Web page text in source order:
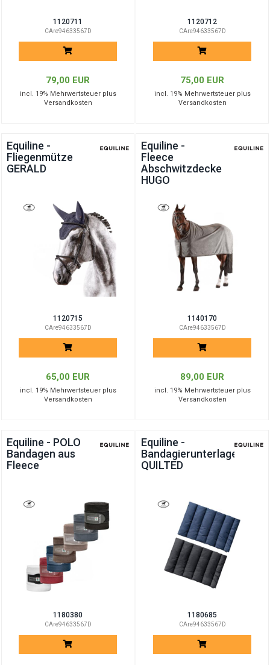
1120711
CAre94633567D
79,00 EUR
incl. 19% Mehrwertsteuer plus
Versandkosten
1120712
CAre94633567D
75,00 EUR
incl. 19% Mehrwertsteuer plus
Versandkosten
Equiline -
Fliegenmütze
GERALD
1120715
CAre94633567D
65,00 EUR
incl. 19% Mehrwertsteuer plus
Versandkosten
Equiline -
Fleece
Abschwitzdecke
HUGO
1140170
CAre94633567D
89,00 EUR
incl. 19% Mehrwertsteuer plus
Versandkosten
Equiline - POLO
Bandagen aus
Fleece
1180380
CAre94633567D
Equiline -
Bandagierunterlagen
QUILTED
1180685
CAre94633567D